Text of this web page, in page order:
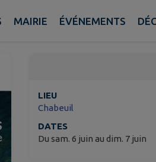
MAIRIE ÉVÉNEMENTS
LIEU
Chabeuil
DATES
Du sam. 6 juin au dim. 7 juin